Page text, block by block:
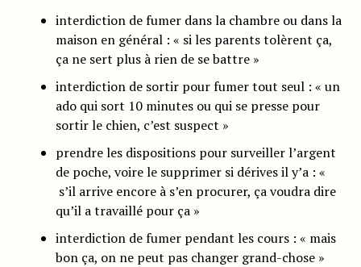
interdiction de fumer dans la chambre ou dans la
maison en général : « si les parents tolèrent ça,
ça ne sert plus à rien de se battre »
interdiction de sortir pour fumer tout seul : « un
ado qui sort 10 minutes ou qui se presse pour
sortir le chien, c’est suspect »
prendre les dispositions pour surveiller l’argent
de poche, voire le supprimer si dérives il y’a : «
s’il arrive encore à s’en procurer, ça voudra dire
qu’il a travaillé pour ça »
interdiction de fumer pendant les cours : « mais
bon ça, on ne peut pas changer grand-chose »